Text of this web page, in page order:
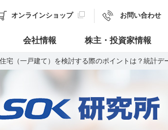
オンラインショップ お問い合わせ
会社情報 株主・投資家情報
宅（一戸建て）を検討する際のポイントは？統計デ